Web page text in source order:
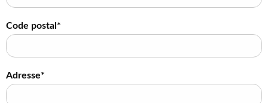
Code postal*
Adresse*